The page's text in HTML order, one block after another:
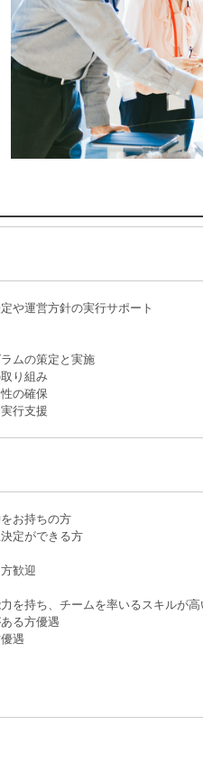
や運営方針の実行サポート
ムの策定と実施
り組み
の確保
行支援
お持ちの方
定ができる方
歓迎
を持ち、チームを率いるスキルが
る方優遇
遇